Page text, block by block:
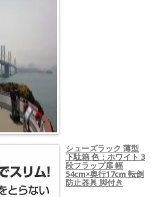
シューズラック 薄型
下駄箱 色：ホワイト 3
段フラップ扉 幅
54cm×奥行17cm 転倒
防止器具 脚付き